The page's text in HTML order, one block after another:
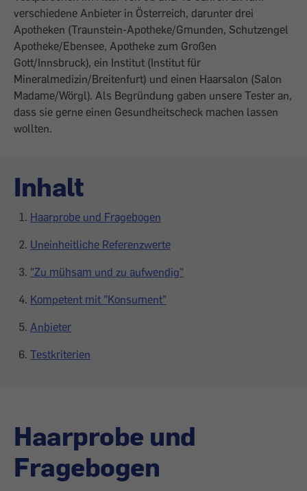
verschiedene Anbieter in Österreich, darunter drei
Apotheken (Traunstein-Apotheke/Gmunden, Schutzengel
Apotheke/Ebensee, Apotheke zum Großen
Gott/Innsbruck), ein Institut (Institut für
Mineralmedizin/Breitenfurt) und einen Haarsalon (Salon
Madame/Wörgl). Als Begründung gaben unsere Tester an,
dass sie gerne einen Gesundheitscheck machen lassen
wollten.
Inhalt
Haarprobe und Fragebogen
Uneinheitliche Referenzwerte
"Zu mühsam und zu aufwendig"
Kompetent mit "Konsument"
Anbieter
Testkriterien
Haarprobe und
Fragebogen